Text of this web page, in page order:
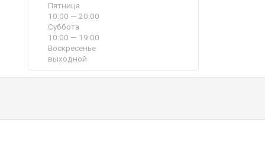
Пятница
10:00 — 20:00
Суббота
10:00 — 19:00
Воскресенье
выходной